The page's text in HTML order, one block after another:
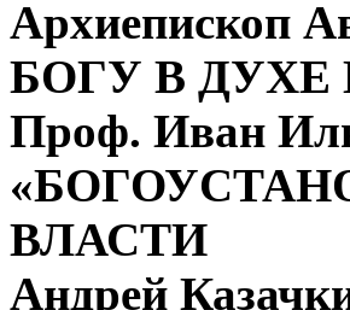
Архиепископ
БОГУ В
Проф. Иван
ВЛАСТИ
Андрей